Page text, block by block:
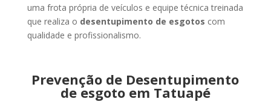
uma frota própria de veículos e equipe técnica treinada
que realiza o desentupimento de esgotos com
qualidade e profissionalismo.
Prevenção de Desentupimento
de esgoto em Tatuapé